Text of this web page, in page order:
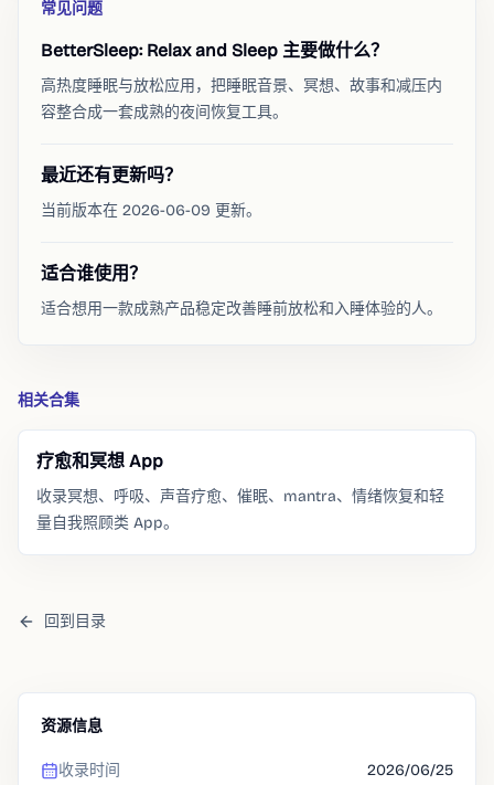
常见问题
BetterSleep: Relax and Sleep 主要做什么？
高热度睡眠与放松应用，把睡眠音景、冥想、故事和减压内
容整合成一套成熟的夜间恢复工具。
最近还有更新吗？
当前版本在 2026-06-09 更新。
适合谁使用？
适合想用一款成熟产品稳定改善睡前放松和入睡体验的人。
相关合集
疗愈和冥想 App
收录冥想、呼吸、声音疗愈、催眠、mantra、情绪恢复和轻
量自我照顾类 App。
回到目录
资源信息
收录时间 2026/06/25